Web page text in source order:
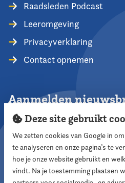
Raadsleden Podcast
Leeromgeving
Privacyverklaring
Contact opnemen
Aanmelden
Aanmelden
Deze site gebruikt
We zetten cookies van Google in
te analyseren en onze pagina’s te
hoe je onze website gebruikt en
vindt. Na je toestemming plaatsen